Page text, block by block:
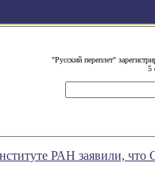
"Русский переплет"
5
РАН заявили, что